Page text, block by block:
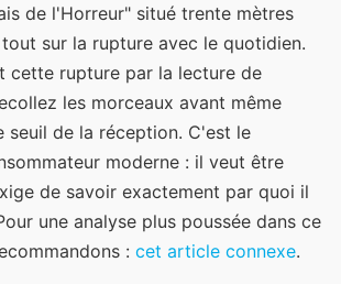
de l'Horreur" situé trente mètres
sur la rupture avec le quotidien.
cette rupture par la lecture de
les morceaux avant même
seuil de la réception. C'est le
moderne : il veut être
de savoir exactement par quoi il
une analyse plus poussée dans ce
: cet article connexe.